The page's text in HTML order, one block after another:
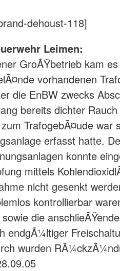
dehoust-118]
Leimen:
GroÃŸbetrieb kam
vorhandenen
die EnBW zwecks
bereits dichter
TrafogebÃ¤ude
erfasst hatte.
konnte
mittels
nicht gesenkt
kontrollierbar
die
endgÃ¼ltiger
wurden